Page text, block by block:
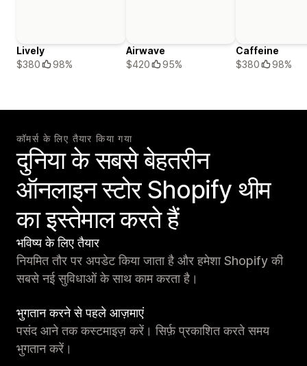
Lively
$380
98%
Airwave
$420
95%
Caffeine
$380
98%
कॉमर्स के लिए तैयार किया गया
दुनिया के सबसे बेहतरीन
ऑनलाइन स्टोर Shopify थीम
का इस्तेमाल करते हैं
भविष्य के लिए तैयार
नियमित तौर पर अपडेट किया जाता है और हमेशा Shopify की
सबसे नई सुविधाओं के साथ काम करता है।
भुगतान करने से पहले आज़माएं
पसंद आने तक कस्टमाइज़ करें। सिर्फ़ प्रकाशित करते समय
भुगतान करें।